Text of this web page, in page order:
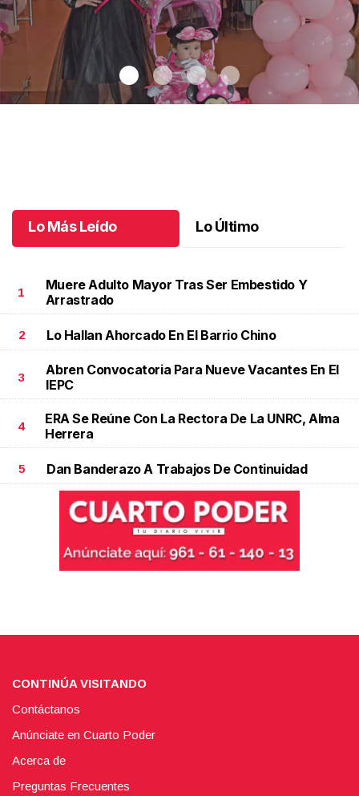
Lo Más Leído Lo Último
1
Muere Adulto Mayor Tras Ser Embestido Y
Arrastrado
2 Lo Hallan Ahorcado En El Barrio Chino
3
Abren Convocatoria Para Nueve Vacantes En El
IEPC
4
ERA Se Reúne Con La Rectora De La UNRC, Alma
Herrera
5 Dan Banderazo A Trabajos De Continuidad
CONTINÚA VISITANDO
Contáctanos
Anúnciate en Cuarto Poder
Acerca de
Preguntas Frecuentes